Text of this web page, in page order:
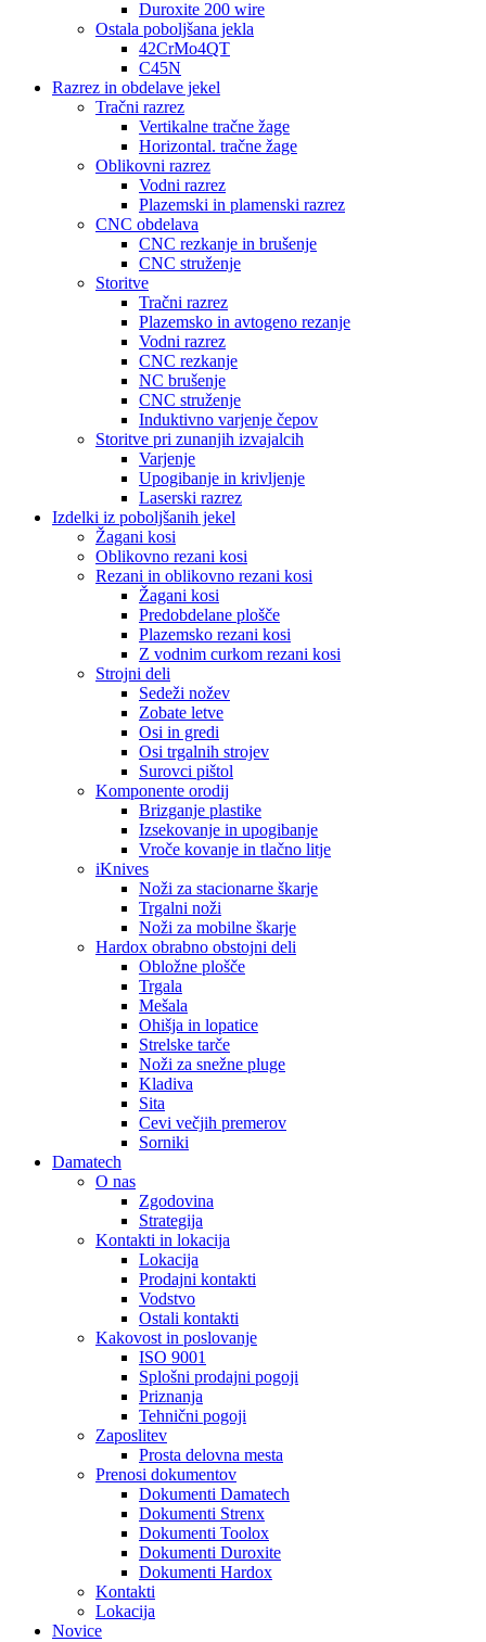
Duroxite 200 wire
Ostala poboljšana jekla
42CrMo4QT
C45N
Razrez in obdelave jekel
Tračni razrez
Vertikalne tračne žage
Horizontal. tračne žage
Oblikovni razrez
Vodni razrez
Plazemski in plamenski razrez
CNC obdelava
CNC rezkanje in brušenje
CNC struženje
Storitve
Tračni razrez
Plazemsko in avtogeno rezanje
Vodni razrez
CNC rezkanje
NC brušenje
CNC struženje
Induktivno varjenje čepov
Storitve pri zunanjih izvajalcih
Varjenje
Upogibanje in krivljenje
Laserski razrez
Izdelki iz poboljšanih jekel
Žagani kosi
Oblikovno rezani kosi
Rezani in oblikovno rezani kosi
Žagani kosi
Predobdelane plošče
Plazemsko rezani kosi
Z vodnim curkom rezani kosi
Strojni deli
Sedeži nožev
Zobate letve
Osi in gredi
Osi trgalnih strojev
Surovci pištol
Komponente orodij
Brizganje plastike
Izsekovanje in upogibanje
Vroče kovanje in tlačno litje
iKnives
Noži za stacionarne škarje
Trgalni noži
Noži za mobilne škarje
Hardox obrabno obstojni deli
Obložne plošče
Trgala
Mešala
Ohišja in lopatice
Strelske tarče
Noži za snežne pluge
Kladiva
Sita
Cevi večjih premerov
Sorniki
Damatech
O nas
Zgodovina
Strategija
Kontakti in lokacija
Lokacija
Prodajni kontakti
Vodstvo
Ostali kontakti
Kakovost in poslovanje
ISO 9001
Splošni prodajni pogoji
Priznanja
Tehnični pogoji
Zaposlitev
Prosta delovna mesta
Prenosi dokumentov
Dokumenti Damatech
Dokumenti Strenx
Dokumenti Toolox
Dokumenti Duroxite
Dokumenti Hardox
Kontakti
Lokacija
Novice